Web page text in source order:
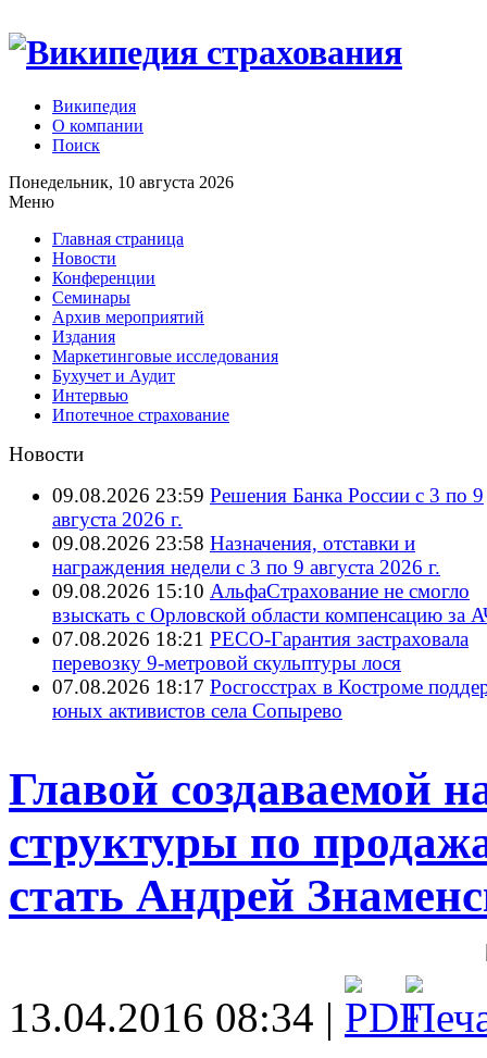
Википедия
О компании
Поиск
Понедельник, 10 августа 2026
Меню
Главная страница
Новости
Конференции
Семинары
Архив мероприятий
Издания
Маркетинговые исследования
Бухучет и Аудит
Интервью
Ипотечное страхование
Новости
09.08.2026 23:59 Решения Банка России с 3 по 9
августа 2026 г.
09.08.2026 23:58 Назначения, отставки и
награждения недели с 3 по 9 августа 2026 г.
09.08.2026 15:10 АльфаСтрахование не смогло
взыскать с Орловской области компенсацию за
07.08.2026 18:21 РЕСО-Гарантия застраховала
перевозку 9-метровой скульптуры лося
07.08.2026 18:17 Росгосстрах в Костроме
юных активистов села Сопырево
Главой создаваемой
структуры по
стать Андрей
13.04.2016 08:34 |